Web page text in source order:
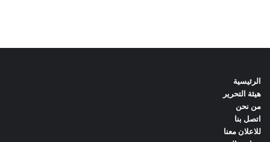
الرئيسية
هيئة التحرير
من نحن
اتصل بنا
للاعلان معنا